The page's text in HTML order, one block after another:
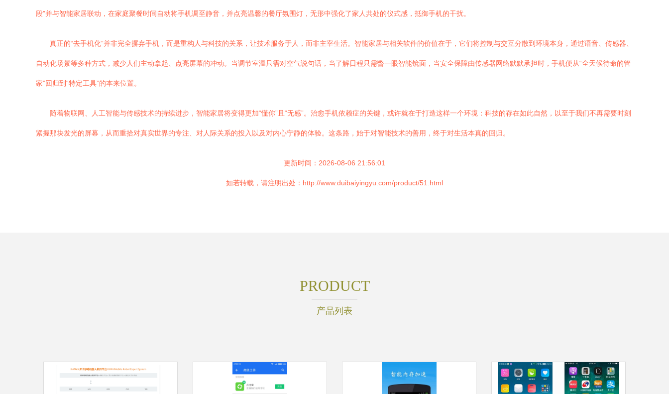
段”并与智能家居联动，在家庭聚餐时间自动将手机调至静音，并点亮温馨的餐厅氛围灯，无形中强化了家人共处的仪式感，抵御手机的干扰。
真正的“去手机化”并非完全摒弃手机，而是重构人与科技的关系，让技术服务于人，而非主宰生活。智能家居与相关软件的价值在于，它们将控制与交互分散到环境本身，通过语音、传感器、
自动化场景等多种方式，减少人们主动拿起、点亮屏幕的冲动。当调节室温只需对空气说句话，当了解日程只需瞥一眼智能镜面，当安全保障由传感器网络默默承担时，手机便从“全天候待命的管
家”回归到“特定工具”的本来位置。
随着物联网、人工智能与传感技术的持续进步，智能家居将变得更加“懂你”且“无感”。治愈手机依赖症的关键，或许就在于打造这样一个环境：科技的存在如此自然，以至于我们不再需要时刻
紧握那块发光的屏幕，从而重拾对真实世界的专注、对人际关系的投入以及对内心宁静的体验。这条路，始于对智能技术的善用，终于对生活本真的回归。
更新时间：2026-08-06 21:56:01
如若转载，请注明出处：http://www.duibaiyingyu.com/product/51.html
PRODUCT
产品列表